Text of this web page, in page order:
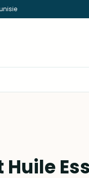
Huile